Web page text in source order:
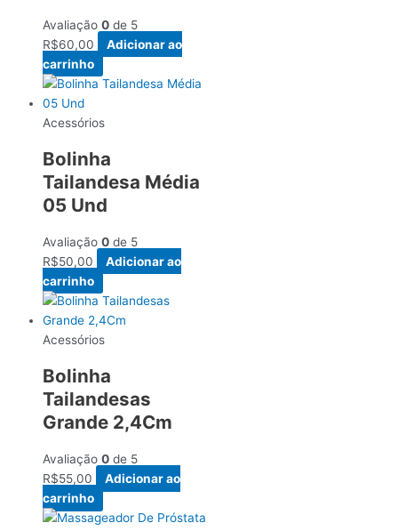
Avaliação 0 de 5
R$60,00
Adicionar ao
carrinho
Acessórios
Bolinha
Tailandesa Média
05 Und
Avaliação 0 de 5
R$50,00
Adicionar ao
carrinho
Acessórios
Bolinha
Tailandesas
Grande 2,4Cm
Avaliação 0 de 5
R$55,00
Adicionar ao
carrinho